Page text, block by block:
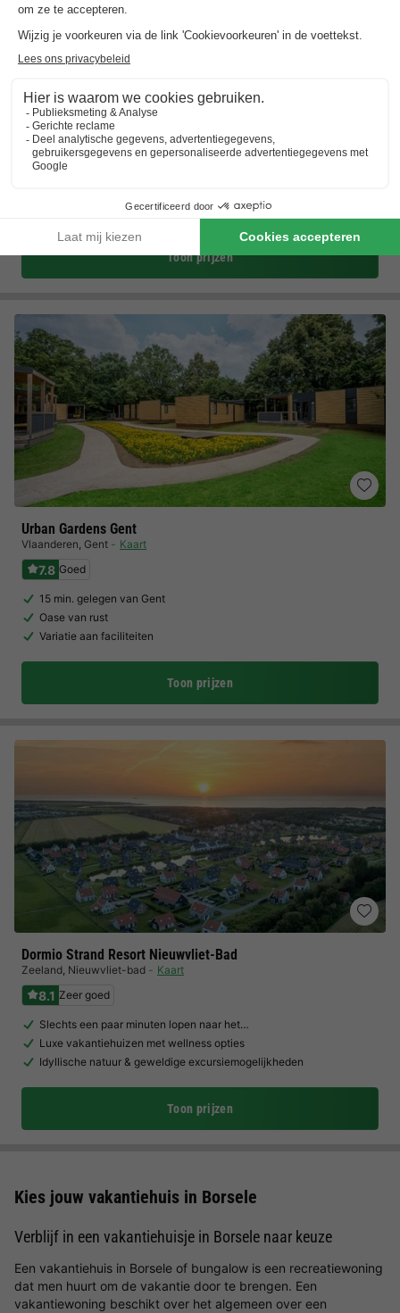
Blue Green Holiday Vakantiehuizen
Zeeland,Yerseke Kaart
9.8 Uitstekend
Toplocaties in Zeeland
Dichtbij het strand
Toon prijzen
Urban Gardens Gent
Vlaanderen, Gent Kaart
7.8 Goed
15 min. gelegen van Gent
Oase van rust
Variatie aan faciliteiten
Toon prijzen
Dormio Strand Resort Nieuwvliet-Bad
Zeeland, Nieuwvliet-bad Kaart
8.1 Zeer goed
Slechts een paar minuten lopen naar het…
Luxe vakantiehuizen met wellness opties
Idyllische natuur & geweldige excursiemogelijkheden
Toon prijzen
Kies jouw vakantiehuis in Borsele
Verblijf in een vakantiehuisje in Borsele naar keuze
Een vakantiehuis in Borsele of bungalow is een recreatiewoning
dat men huurt om de vakantie door te brengen. Een
vakantiewoning beschikt over het algemeen over een